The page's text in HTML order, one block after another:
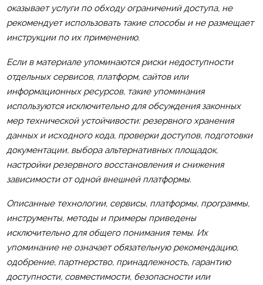
оказывает услуги по обходу ограничений доступа, не
рекомендует использовать такие способы и не размещает
инструкции по их применению.
Если в материале упоминаются риски недоступности
отдельных сервисов, платформ, сайтов или
информационных ресурсов, такие упоминания
используются исключительно для обсуждения законных
мер технической устойчивости: резервного хранения
данных и исходного кода, проверки доступов, подготовки
документации, выбора альтернативных площадок,
настройки резервного восстановления и снижения
зависимости от одной внешней платформы.
Описанные технологии, сервисы, платформы, программы,
инструменты, методы и примеры приведены
исключительно для общего понимания темы. Их
упоминание не означает обязательную рекомендацию,
одобрение, партнерство, принадлежность, гарантию
доступности, совместимости, безопасности или